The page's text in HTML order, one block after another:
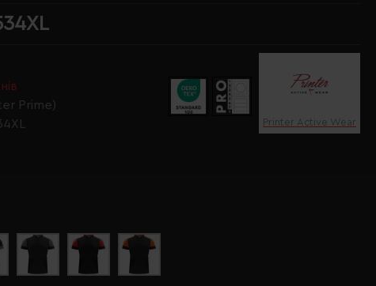
Prime)
Printer Active Wear